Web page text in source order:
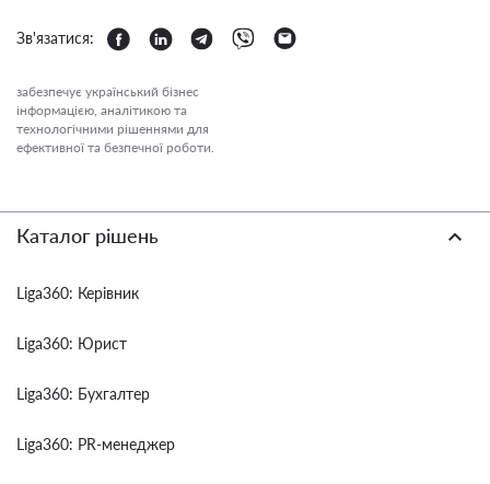
Зв'язатися:
забезпечує український бізнес
інформацією, аналітикою та
технологічними рішеннями для
ефективної та безпечної роботи.
Каталог рішень
Liga360: Керівник
Liga360: Юрист
Liga360: Бухгалтер
Liga360: PR-менеджер